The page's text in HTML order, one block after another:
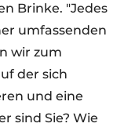
Brinke. "Jedes
umfassenden
wir zum
der sich
und eine
sind Sie? Wie